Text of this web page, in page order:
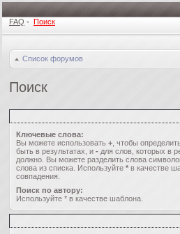
FAQ • Поиск
Список форумов
Поиск
Ключевые слова:
Вы можете использовать + , чтобы
быть в результатах, и - для слов, которых в
должно. Вы можете разделить слова
слова из списка. Используйте * в качестве
совпадения.
Поиск по автору:
Используйте * в качестве шаблона.